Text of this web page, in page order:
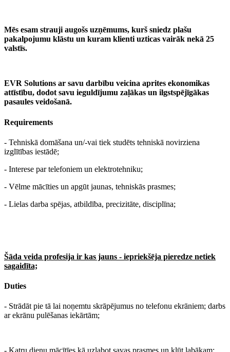
Mēs esam strauji augošs uzņēmums, kurš sniedz plašu
pakalpojumu klāstu un kuram klienti uzticas vairāk nekā 25
valstīs.
EVR Solutions ar savu darbību veicina aprites ekonomikas
attīstību, dodot savu ieguldījumu zaļākas un ilgstspējīgākas
pasaules veidošanā.
Requirements
- Tehniskā domāšana un/-vai tiek studēts tehniskā novirziena
izglītības iestādē;
- Interese par telefoniem un elektrotehniku;
- Vēlme mācīties un apgūt jaunas, tehniskās prasmes;
- Lielas darba spējas, atbildība, precizitāte, disciplīna;
Šāda veida profesija ir kas jauns - iepriekšēja pieredze netiek
sagaidīta;
Duties
- Strādāt pie tā lai noņemtu skrāpējumus no telefonu ekrāniem; darbs
ar ekrānu pulēšanas iekārtām;